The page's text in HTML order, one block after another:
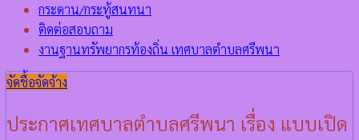
กระดาน/กระทู้สนทนา
ติดต่อสอบถาม
งานฐานทรัพยากรท้องถิ่น เทศบาลตำบลศรีพนา
จัดชื้อจัดจ้าง
ประกาศเทศบาลตำบลศรีพนา เรื่อง แบบเปิด